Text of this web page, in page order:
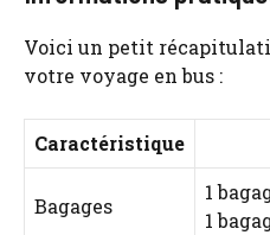
Voici un petit
votre voyage en bus :
Caractéristique
Bagages
1
1